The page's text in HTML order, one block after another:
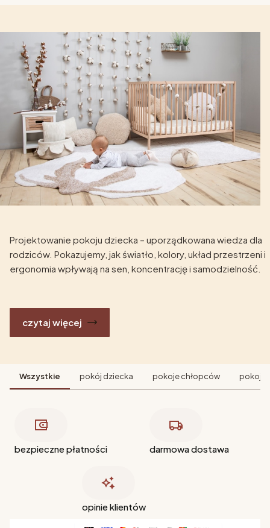
Projektowanie pokoju dziecka – uporządkowana wiedza dla
rodziców. Pokazujemy, jak światło, kolory, układ przestrzeni i
ergonomia wpływają na sen, koncentrację i samodzielność.
czytaj więcej
Wszystkie pokój dziecka pokoje chłopców pokoje
bezpieczne płatności darmowa dostawa
opinie klientów